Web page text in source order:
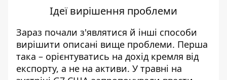
Ідеї ​​вирішення проблеми
Зараз почали з'являтися й інші способи
вирішити описані вище проблеми. Перша
така – орієнтуватись на дохід кремля від
експорту, а не на активи. У травні на